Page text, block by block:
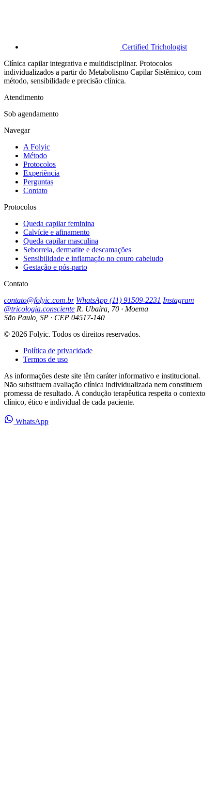
Certified Trichologist
Clínica capilar integrativa e multidisciplinar. Protocolos
individualizados a partir do Metabolismo Capilar Sistêmico, com
método, sensibilidade e precisão clínica.
Atendimento
Sob agendamento
Navegar
A Folyic
Método
Protocolos
Experiência
Perguntas
Contato
Protocolos
Queda capilar feminina
Calvície e afinamento
Queda capilar masculina
Seborreia, dermatite e descamações
Sensibilidade e inflamação no couro cabeludo
Gestação e pós-parto
Contato
contato@folyic.com.br WhatsApp (11) 91509-2231 Instagram
@tricologia.consciente R. Ubaíra, 70 · Moema
São Paulo, SP · CEP 04517-140
© 2026 Folyic. Todos os direitos reservados.
Política de privacidade
Termos de uso
As informações deste site têm caráter informativo e institucional.
Não substituem avaliação clínica individualizada nem constituem
promessa de resultado. A condução terapêutica respeita o contexto
clínico, ético e individual de cada paciente.
WhatsApp